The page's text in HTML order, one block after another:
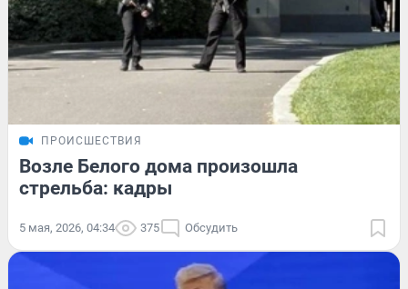
ПРОИСШЕСТВИЯ
Возле Белого дома произошла
стрельба: кадры
5 мая, 2026, 04:34 375 Обсудить